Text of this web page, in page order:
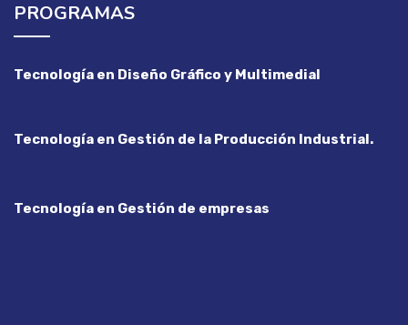
PROGRAMAS
Tecnología en Diseño Gráfico y Multimedial
Tecnología en Gestión de la Producción Industrial.
Tecnología en Gestión de empresas